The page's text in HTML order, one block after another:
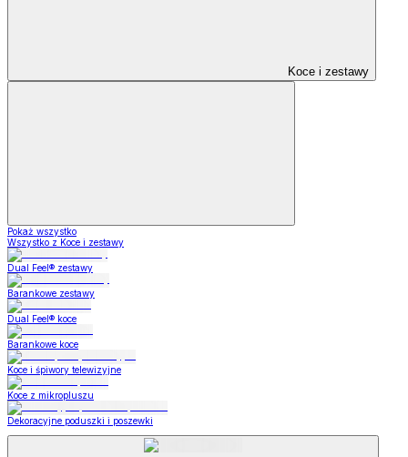
Koce i zestawy
Pokaż wszystko
Wszystko z Koce i zestawy
Dual Feel® zestawy
Barankowe zestawy
Dual Feel® koce
Barankowe koce
Koce i śpiwory telewizyjne
Koce z mikropluszu
Dekoracyjne poduszki i poszewki